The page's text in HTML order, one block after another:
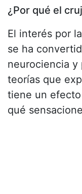
¿Por qué el
El interés por
se ha
neurociencia y
teorías que
tiene un efecto
qué